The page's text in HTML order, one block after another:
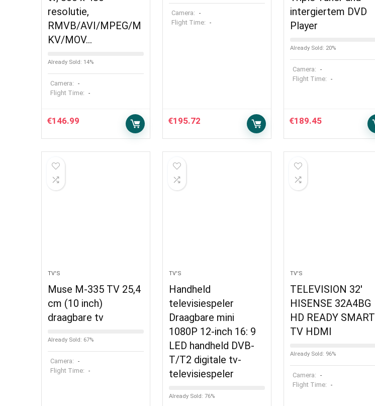
resolutie,
RMVB/AVI/MPEG/M
KV/MOV…
Already Sold: 14%
Camera: -
Flight Time: -
€146.99
Camera: -
Flight Time: -
€195.72
intergiertem DVD
Player
Already Sold: 20%
Camera: -
Flight Time: -
€189.45
TV'S
Muse M-335 TV 25,4
cm (10 inch)
draagbare tv
Already Sold: 67%
Camera: -
Flight Time: -
TV'S
Handheld
televisiespeler
Draagbare mini
1080P 12-inch 16: 9
LED handheld DVB-
T/T2 digitale tv-
televisiespeler
Already Sold: 76%
TV'S
TELEVISION 32′
HISENSE 32A4BG
HD READY SMART
TV HDMI
Already Sold: 96%
Camera: -
Flight Time: -